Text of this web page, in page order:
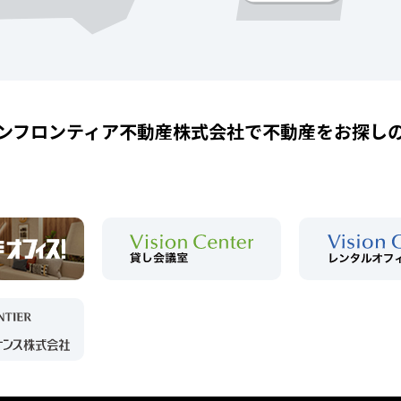
フロンティア不動産株式会社で不動産をお探し